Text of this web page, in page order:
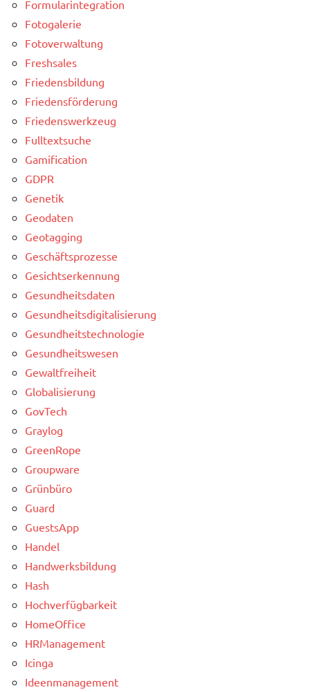
Formularintegration
Fotogalerie
Fotoverwaltung
Freshsales
Friedensbildung
Friedensförderung
Friedenswerkzeug
Fulltextsuche
Gamification
GDPR
Genetik
Geodaten
Geotagging
Geschäftsprozesse
Gesichtserkennung
Gesundheitsdaten
Gesundheitsdigitalisierung
Gesundheitstechnologie
Gesundheitswesen
Gewaltfreiheit
Globalisierung
GovTech
Graylog
GreenRope
Groupware
Grünbüro
Guard
GuestsApp
Handel
Handwerksbildung
Hash
Hochverfügbarkeit
HomeOffice
HRManagement
Icinga
Ideenmanagement